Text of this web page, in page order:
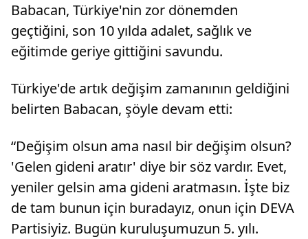
Başsavcılığınca yürüt...
Babacan, Türkiye'nin zor dönemden
geçtiğini, son 10 yılda adalet, sağlık ve
eğitimde geriye gittiğini savundu.
Türkiye'de artık değişim zamanının geldiğini
belirten Babacan, şöyle devam etti:
“Değişim olsun ama nasıl bir değişim olsun?
'Gelen gideni aratır' diye bir söz vardır. Evet,
yeniler gelsin ama gideni aratmasın. İşte biz
de tam bunun için buradayız, onun için DEVA
Partisiyiz. Bugün kuruluşumuzun 5. yılı.